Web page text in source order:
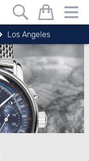
Los Angeles